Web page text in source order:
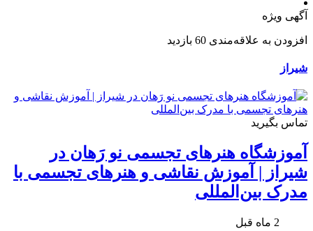
آگهی ویژه
افزودن به علاقه‌مندی 60 بازدید
شیراز
تماس بگیرید
آموزشگاه هنرهای تجسمی نو رَهان در
شیراز | آموزش نقاشی و هنرهای تجسمی با
مدرک بین‌المللی
2 ماه قبل